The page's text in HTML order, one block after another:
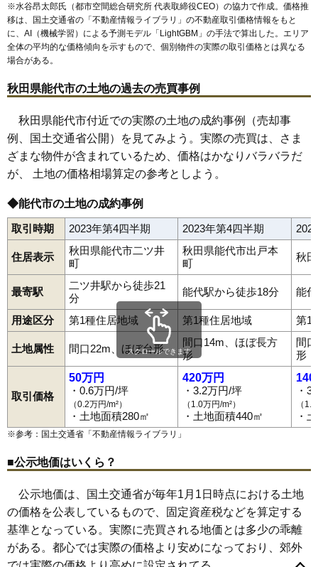
※水谷昂太郎氏（都市空間総合研究所 代表取締役CEO）の協力で作成。価格推
移は、国土交通省の「不動産情報ライブラリ 」の不動産取引価格情報をもと
に、AI（機械学習）による予測モデル「LightGBM」の手法で算出した。エリア
全体の平均的な価格傾向を示すもので、個別物件の実際の取引価格とは異なる
場合がある。
秋田県能代市の土地の過去の売買事例
秋田県能代市付近での実際の土地の成約事例（売却事
例、国土交通省公開）を見てみよう。実際の売買は、さま
ざまな物件が含まれているため、価格はかなりバラバラだ
が、 土地の価格相場算定の参考としよう。
◆能代市の土地の成約事例
取引時期 2023年第4四半期 2023年第4四半期
住居表示
秋田県能代市二ツ井
町
秋田県能代市出戸本
町
秋
最寄駅
二ツ井駅から徒歩21
分
能代駅から徒歩18分 能
用途区分 第1種住居地域 第1種住居地域 第1
土地属性 間口22m、ほぼ台形
間口14m、ほぼ長方
形
間
形
取引価格
50万円
・0.6万円/坪
（0.2万円/m²）
・土地面積280㎡
420万円
・3.2万円/坪
（1.0万円/m²）
・土地面積440㎡
140
・
（
・
スクロールできます
※参考：国土交通省「不動産情報ライブラリ 」
■公示地価はいくら？
公示地価は、国土交通省が毎年1月1日時点における土地
の価格を公表しているもので、固定資産税などを算定する
基準となっている。実際に売買される地価とは多少の乖離
がある。都心では実際の価格より安めになっており、郊外
（大字なし） 万町扇田大町落合 鰄渕河戸川